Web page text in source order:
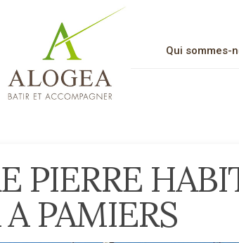
Lien vers l’accueil Qui sommes-
PIERRE
PAMIERS